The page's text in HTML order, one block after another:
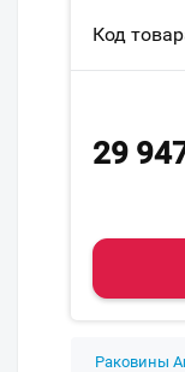
Код
29
Раковины